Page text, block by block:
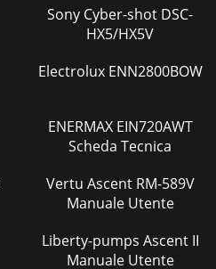
Sony Cyber-shot DSC-
HX5/HX5V
Electrolux ENN2800BOW
ENERMAX EIN720AWT
Scheda Tecnica
Vertu Ascent RM-589V
Manuale Utente
Liberty-pumps Ascent II
Manuale Utente